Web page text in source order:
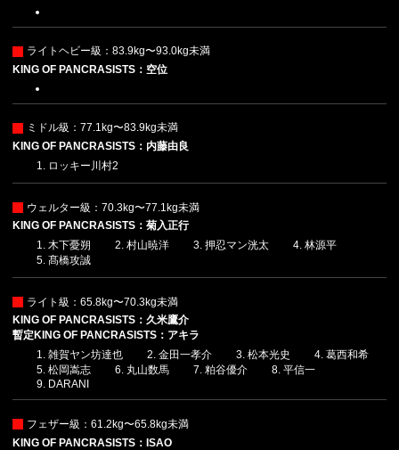
ライトヘビー級：83.9kg〜93.0kg未満
KING OF PANCRASISTS：空位
ミドル級：77.1kg〜83.9kg未満
KING OF PANCRASISTS：内藤由良
ロッキー川村2
ウェルター級：70.3kg〜77.1kg未満
KING OF PANCRASISTS：菊入正行
木下憂朔
村山暁洋 押忍マン洸太
林源平
髙橋攻誠
ライト級：65.8kg〜70.3kg未満
KING OF PANCRASISTS：久米鷹介
暫定KING OF PANCRASISTS：アキラ
雑賀ヤン坊達也
金田一孝介 松本光史
葛西和希
松岡嵩志
丸山数馬 粕谷優介
平信一
DARANI
フェザー級：61.2kg〜65.8kg未満
KING OF PANCRASISTS：ISAO